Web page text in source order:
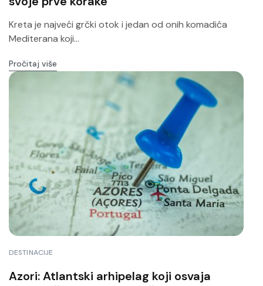
Kreta je najveći grčki otok i jedan od onih komadića
Mediterana koji...
Pročitaj više
DESTINACIJE
Azori: Atlantski arhipelag koji osvaja